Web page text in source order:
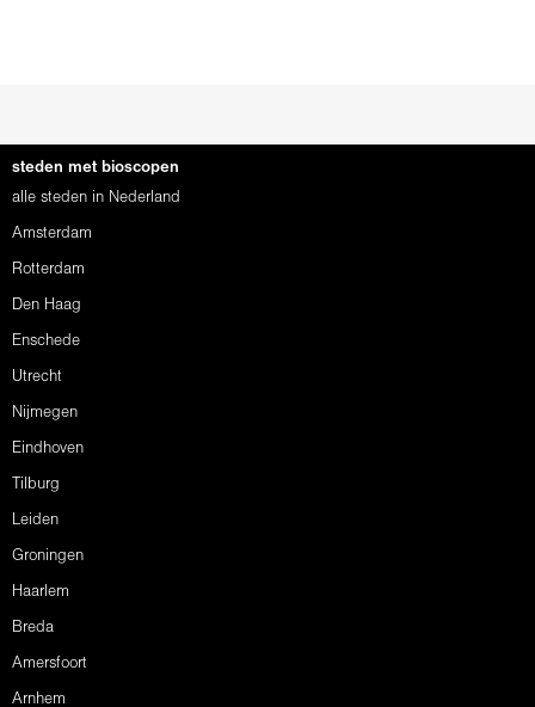
steden met bioscopen
alle steden in Nederland
Amsterdam
Rotterdam
Den Haag
Enschede
Utrecht
Nijmegen
Eindhoven
Tilburg
Leiden
Groningen
Haarlem
Breda
Amersfoort
Arnhem